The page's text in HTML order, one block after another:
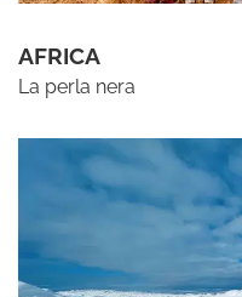
AFRICA
La perla nera